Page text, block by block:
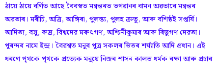
ঠায়ে ঠায়ে বর্ণিত আছে বৈবস্বত মন্বন্তৰত ভগৱানৰ বামন অৱতাৰে মন্বন্তৰ
অৱতাৰ। মৰীচি, অত্রি, আঙ্গিৰা, পুলস্ত্য, পুলহ ক্রতু, আৰু বশিষ্ঠই সপ্তর্ষি।
আদিত্য, বসু, ৰুদ্র, বিশ্বদেৱ মৰুৎগণ, অশ্চিনীকুমাৰ আৰু ৰিভুগণ দেৱতা।
পুৰন্দৰ নামে ইন্দ্ৰ। বৈৱশ্বত মনুৰ পুত্ৰ সকলৰ ভিতৰ শৰ্য্যাতি আদি প্রধান। এই
ধৰণে পৃথকে পৃথকে প্রত্যেক মনুয়ে নিজৰ শাসন কালত ধৰ্মক ৰক্ষা আৰু প্ৰচাৰ